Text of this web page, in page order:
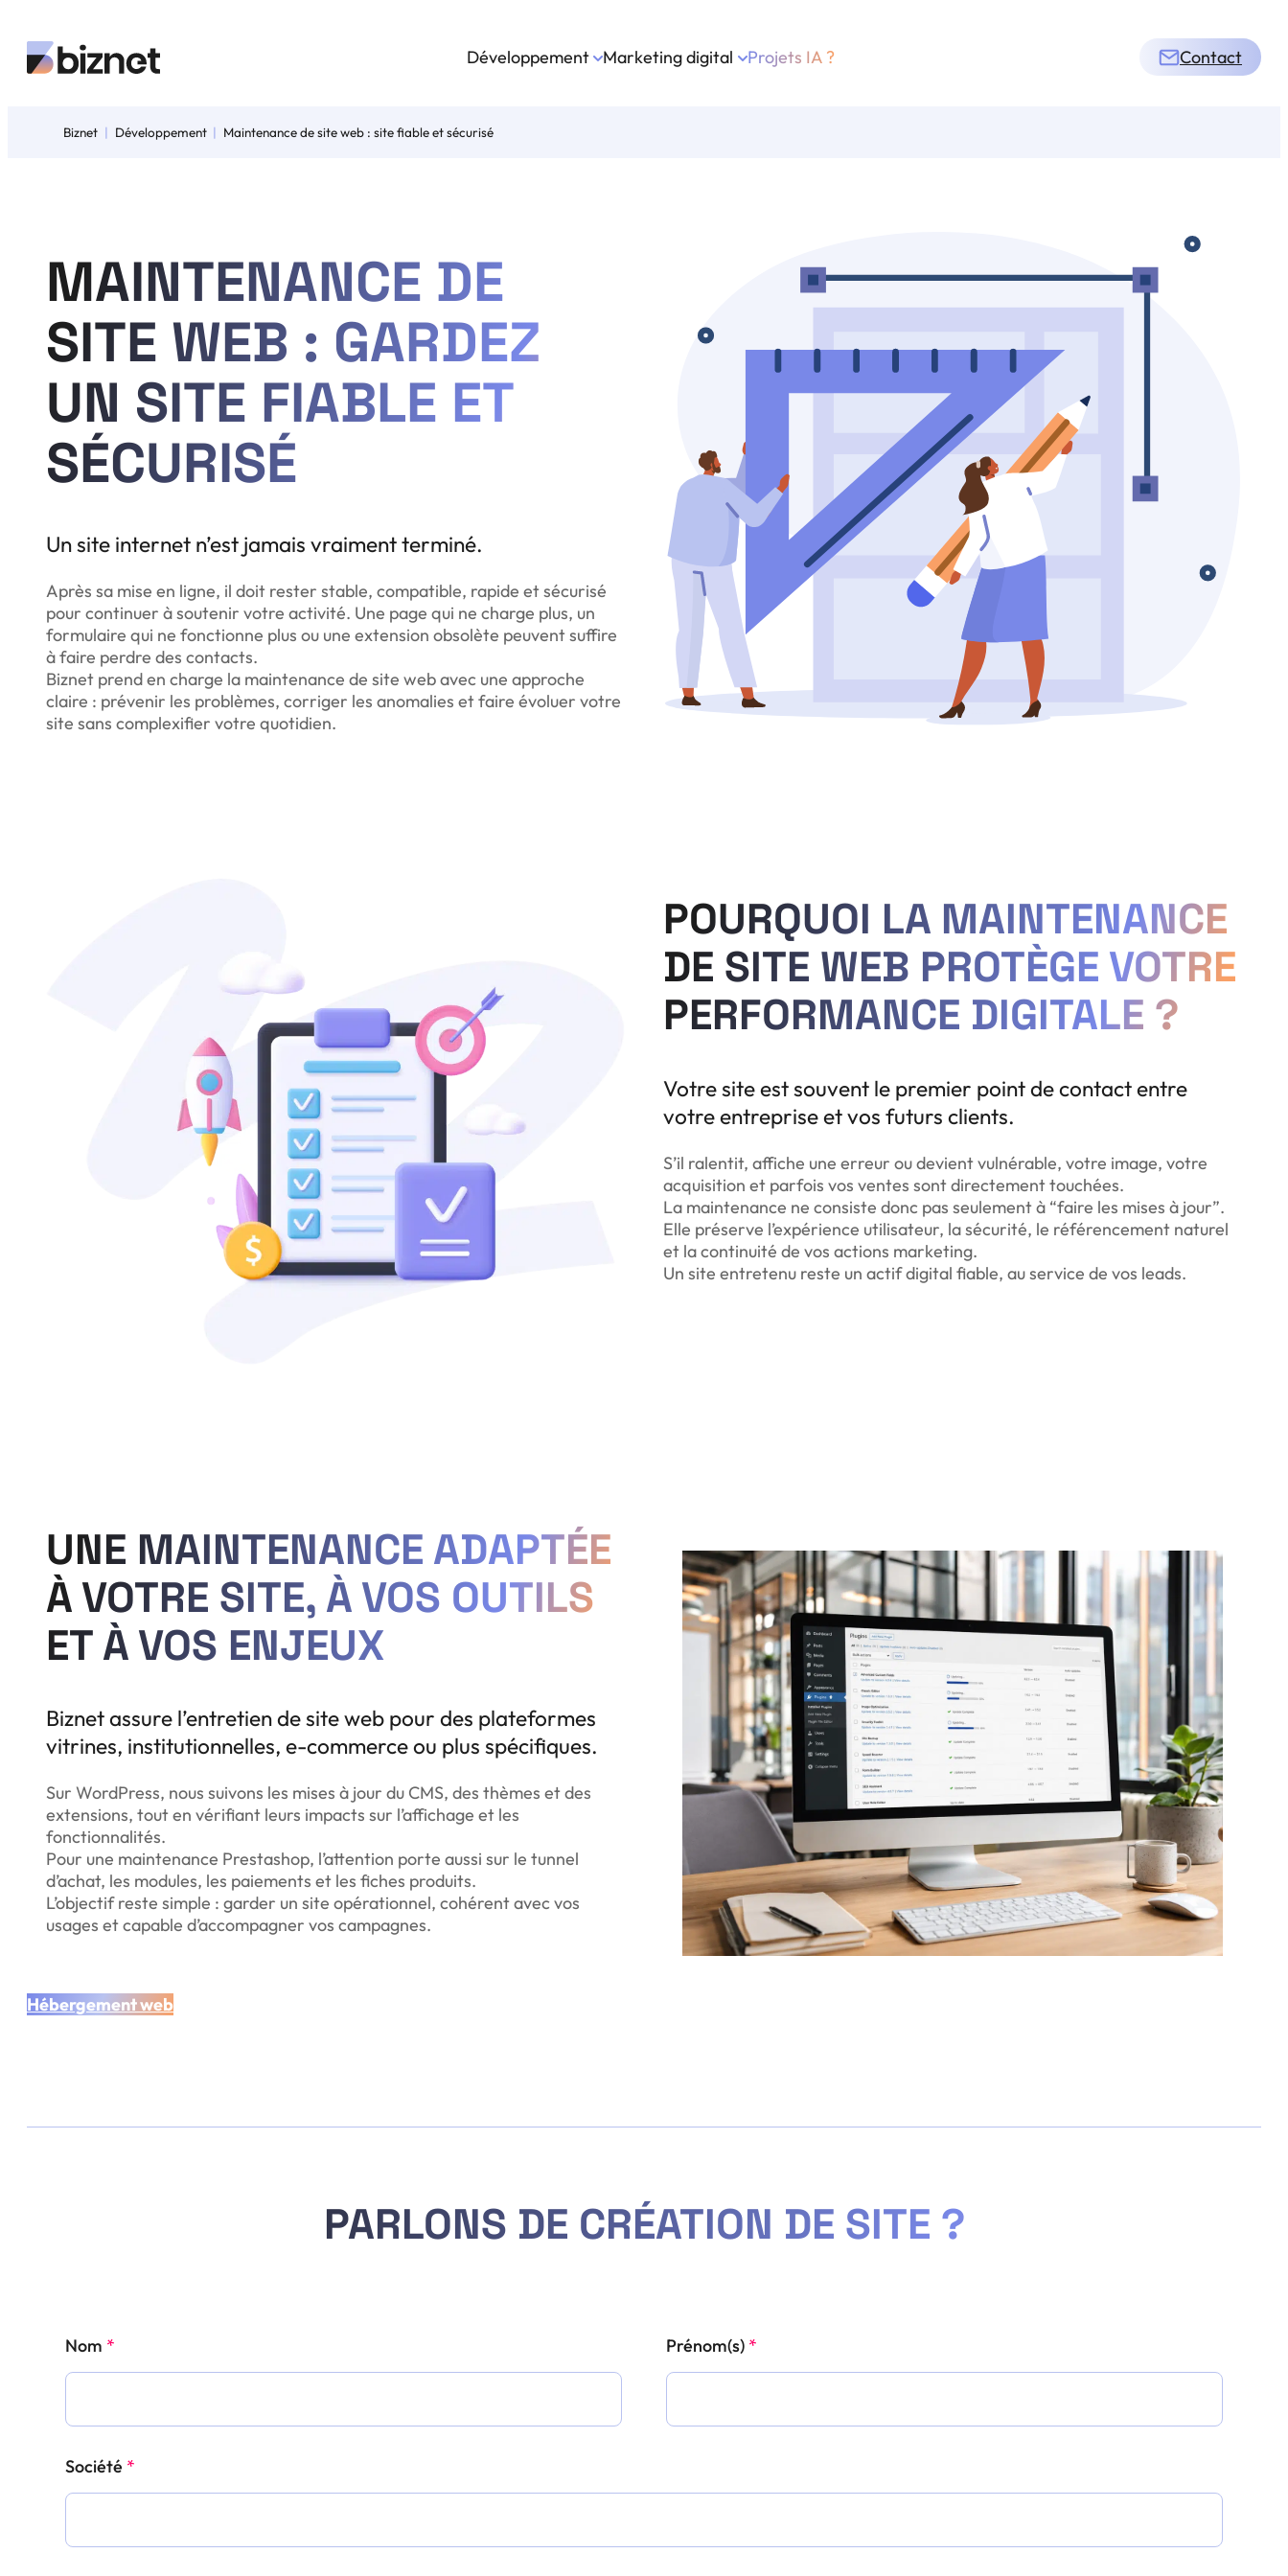
contenu
Développement Marketing digital Projets IA ? Contact
Biznet Développement Maintenance de site web : site fiable et sécurisé
MAINTENANCE DE
SITE WEB : GARDEZ
UN SITE FIABLE ET
SÉCURISÉ
Un site internet n’est jamais vraiment terminé.
Après sa mise en ligne, il doit rester stable, compatible, rapide et sécurisé
pour continuer à soutenir votre activité. Une page qui ne charge plus, un
formulaire qui ne fonctionne plus ou une extension obsolète peuvent suffire
à faire perdre des contacts.
Biznet prend en charge la maintenance de site web avec une approche
claire : prévenir les problèmes, corriger les anomalies et faire évoluer votre
site sans complexifier votre quotidien.
POURQUOI LA MAINTENANCE
DE SITE WEB PROTÈGE VOTRE
PERFORMANCE DIGITALE ?
Votre site est souvent le premier point de contact entre
votre entreprise et vos futurs clients.
S’il ralentit, affiche une erreur ou devient vulnérable, votre image, votre
acquisition et parfois vos ventes sont directement touchées.
La maintenance ne consiste donc pas seulement à “faire les mises à jour”.
Elle préserve l’expérience utilisateur, la sécurité, le référencement naturel
et la continuité de vos actions marketing.
Un site entretenu reste un actif digital fiable, au service de vos leads.
UNE MAINTENANCE ADAPTÉE
À VOTRE SITE, À VOS OUTILS
ET À VOS ENJEUX
Biznet assure l’entretien de site web pour des plateformes
vitrines, institutionnelles, e-commerce ou plus spécifiques.
Sur WordPress, nous suivons les mises à jour du CMS, des thèmes et des
extensions, tout en vérifiant leurs impacts sur l’affichage et les
fonctionnalités.
Pour une maintenance Prestashop, l’attention porte aussi sur le tunnel
d’achat, les modules, les paiements et les fiches produits.
L’objectif reste simple : garder un site opérationnel, cohérent avec vos
usages et capable d’accompagner vos campagnes.
Hébergement web
PARLONS DE CRÉATION DE SITE ?
Nom * Prénom(s) *
Société *